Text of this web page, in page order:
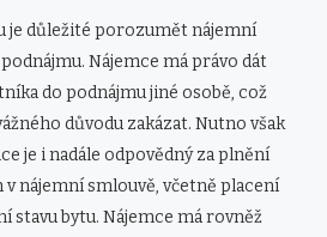
je důležité porozumět nájemní
Nájemce má právo dát
do podnájmu jiné osobě, což
důvodu zakázat. Nutno však
je i nadále odpovědný za plnění
nájemní smlouvě, včetně placení
stavu bytu. Nájemce má rovněž